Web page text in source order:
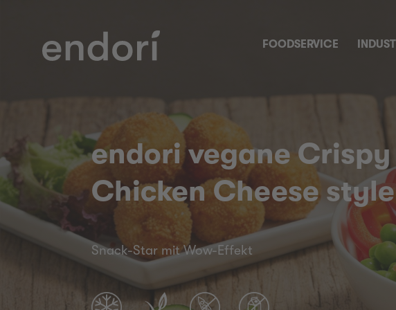
FOODSERVICE
endori vegane Crispy
Chicken Cheese style
Snack-Star mit Wow-Effekt